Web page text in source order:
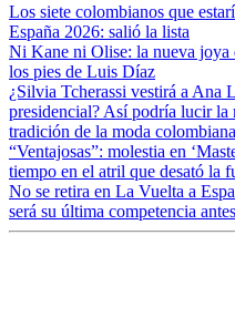
Los siete colombianos que
España 2026: salió la lista
Ni Kane ni Olise: la nueva
los pies de Luis Díaz
¿Silvia Tcherassi vestirá a Ana
presidencial? Así podría lucir la
tradición de la moda colombiana
“Ventajosas”: molestia en
tiempo en el atril que desató la
No se retira en La Vuelta a
será su última competencia